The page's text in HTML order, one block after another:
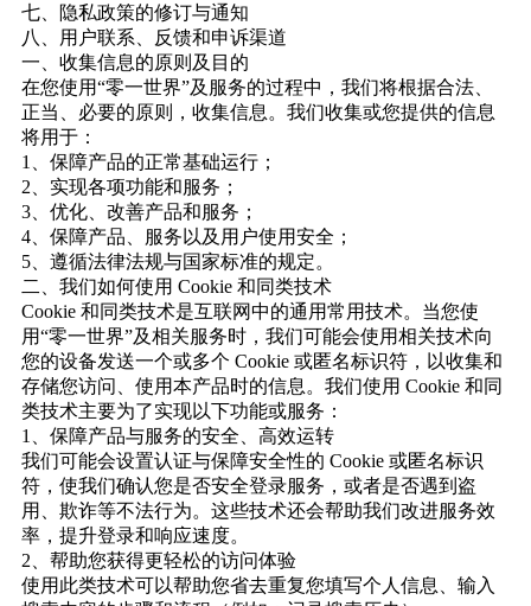
七、隐私政策的修订与通知
八、用户联系、反馈和申诉渠道
一、收集信息的原则及目的
在您使用“零一世界”及服务的过程中，我们将根据合法、
正当、必要的原则，收集信息。我们收集或您提供的信息
将用于：
1、保障产品的正常基础运行；
2、实现各项功能和服务；
3、优化、改善产品和服务；
4、保障产品、服务以及用户使用安全；
5、遵循法律法规与国家标准的规定。
二、我们如何使用 Cookie 和同类技术
Cookie 和同类技术是互联网中的通用常用技术。当您使
用“零一世界”及相关服务时，我们可能会使用相关技术向
您的设备发送一个或多个 Cookie 或匿名标识符，以收集和
存储您访问、使用本产品时的信息。我们使用 Cookie 和同
类技术主要为了实现以下功能或服务：
1、保障产品与服务的安全、高效运转
我们可能会设置认证与保障安全性的 Cookie 或匿名标识
符，使我们确认您是否安全登录服务，或者是否遇到盗
用、欺诈等不法行为。这些技术还会帮助我们改进服务效
率，提升登录和响应速度。
2、帮助您获得更轻松的访问体验
使用此类技术可以帮助您省去重复您填写个人信息、输入